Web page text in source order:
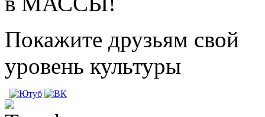
Покажите друзьям свой
уровень культуры